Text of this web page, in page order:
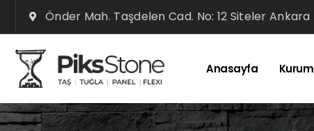
Önder Mah. Taşdelen Cad. No: 12 Siteler Ankara
Anasayfa